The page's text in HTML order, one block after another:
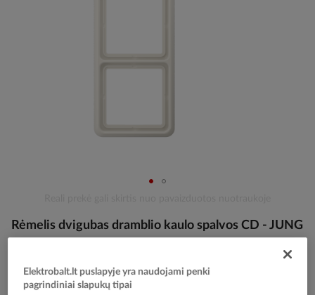
the
beginning
the
images
Rėmelis dvigubas dramblio kaulo spalvos CD - JUNG
Elektrobalt prekės kodas
EAN kodas
Elektrobalt.lt puslapyje yra naudojami penki
pagrindiniai slapukų tipai